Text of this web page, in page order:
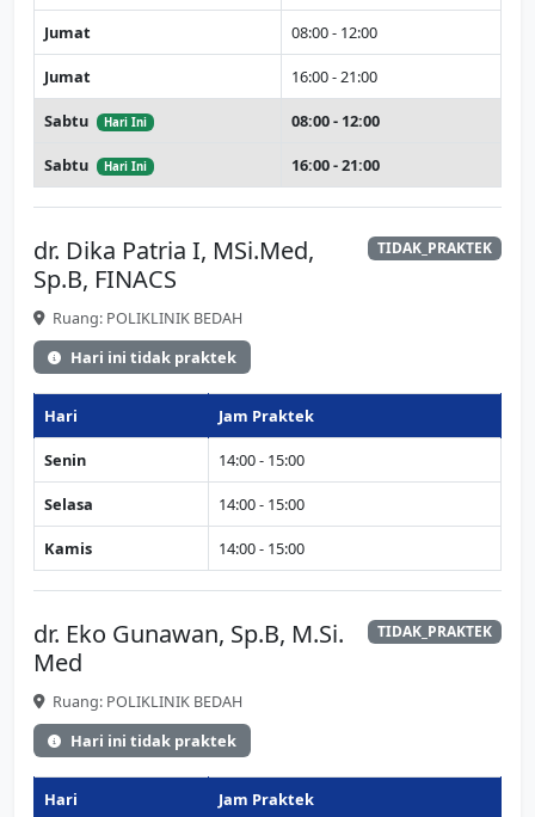
Jumat 08:00 - 12:00
Jumat 16:00 - 21:00
Sabtu Hari Ini 08:00 - 12:00
Sabtu Hari Ini 16:00 - 21:00
dr. Dika Patria I, MSi.Med,
Sp.B, FINACS
TIDAK_PRAKTEK
Ruang: POLIKLINIK BEDAH
Hari ini tidak praktek
Hari Jam Praktek
Senin 14:00 - 15:00
Selasa 14:00 - 15:00
Kamis 14:00 - 15:00
dr. Eko Gunawan, Sp.B, M.Si.
Med
TIDAK_PRAKTEK
Ruang: POLIKLINIK BEDAH
Hari ini tidak praktek
Hari Jam Praktek